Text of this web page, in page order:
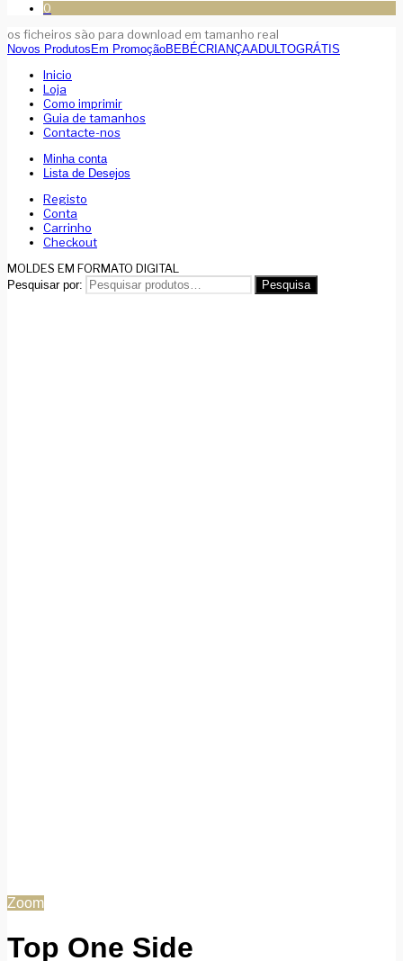
0
os ficheiros são para download em tamanho real
Novos Produtos Em PromoçãoBEBÉCRIANÇAADULTOGRÁTIS
Inicio
Loja
Como imprimir
Guia de tamanhos
Contacte-nos
Minha conta
Lista de Desejos
Registo
Conta
Carrinho
Checkout
MOLDES EM FORMATO DIGITAL
Pesquisar por: Pesquisa
Zoom
Top One Side